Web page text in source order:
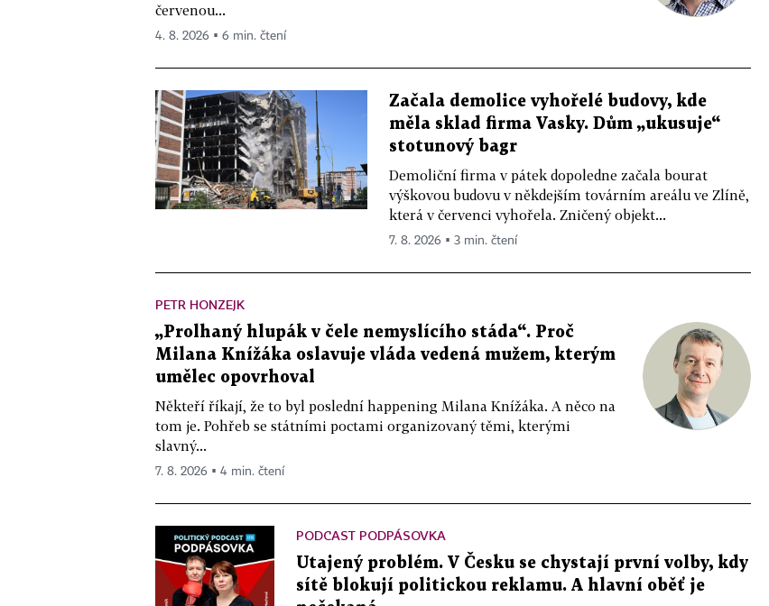
červenou...
4. 8. 2026 ▪ 6 min. čtení
Začala demolice vyhořelé budovy, kde
měla sklad firma Vasky. Dům „ukusuje“
stotunový bagr
Demoliční firma v pátek dopoledne začala bourat
výškovou budovu v někdejším továrním areálu ve Zlíně,
která v červenci vyhořela. Zničený objekt...
7. 8. 2026 ▪ 3 min. čtení
PETR HONZEJK
„Prolhaný hlupák v čele nemyslícího stáda“. Proč
Milana Knížáka oslavuje vláda vedená mužem, kterým
umělec opovrhoval
Někteří říkají, že to byl poslední happening Milana Knížáka. A něco na
tom je. Pohřeb se státními poctami organizovaný těmi, kterými
slavný...
7. 8. 2026 ▪ 4 min. čtení
PODCAST PODPÁSOVKA
Utajený problém. V Česku se chystají první volby, kdy
sítě blokují politickou reklamu. A hlavní oběť je